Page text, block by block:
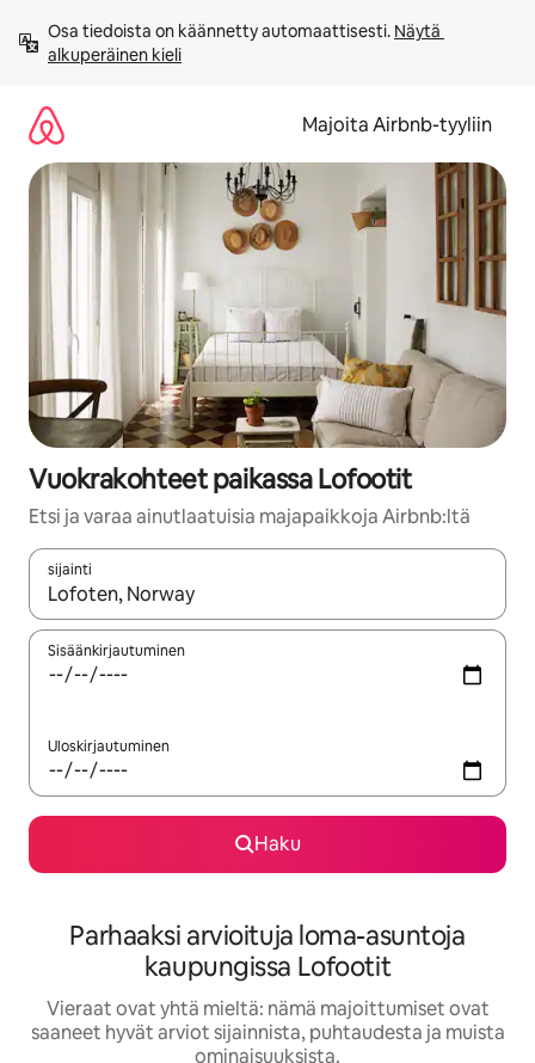
sisältö
väliin
Osa tiedoista on käännetty automaattisesti. Näytä
alkuperäinen kieli
Majoita Airbnb-tyyliin
Vuokrakohteet paikassa Lofootit
Etsi ja varaa ainutlaatuisia majapaikkoja Airbnb:ltä
sijainti
Kun tulokset ovat saatavilla, navigoi ylös- ja alas-
Sisäänkirjautuminen
Uloskirjautuminen
Haku
Parhaaksi arvioituja loma-asuntoja
kaupungissa Lofootit
Vieraat ovat yhtä mieltä: nämä majoittumiset ovat
saaneet hyvät arviot sijainnista, puhtaudesta ja muista
ominaisuuksista.